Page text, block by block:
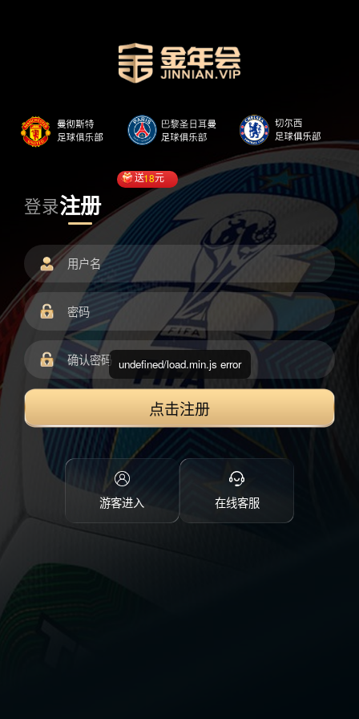
登录注册
送18元
点击注册
游客进入 在线客服
undefined/load.min.js error